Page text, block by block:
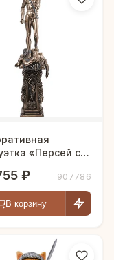
«Персей с
₽ 907786
В корзину